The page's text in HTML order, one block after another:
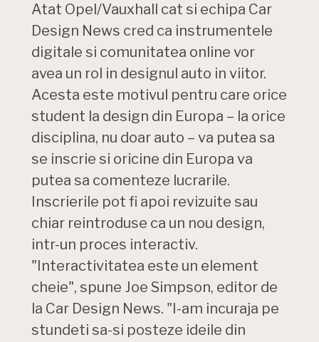
Atat Opel/Vauxhall cat si echipa Car
Design News cred ca instrumentele
digitale si comunitatea online vor
avea un rol in designul auto in viitor.
Acesta este motivul pentru care orice
student la design din Europa – la orice
disciplina, nu doar auto – va putea sa
se inscrie si oricine din Europa va
putea sa comenteze lucrarile.
Inscrierile pot fi apoi revizuite sau
chiar reintroduse ca un nou design,
intr-un proces interactiv.
"Interactivitatea este un element
cheie", spune Joe Simpson, editor de
la Car Design News. "I-am incuraja pe
stundeti sa-si posteze ideile din